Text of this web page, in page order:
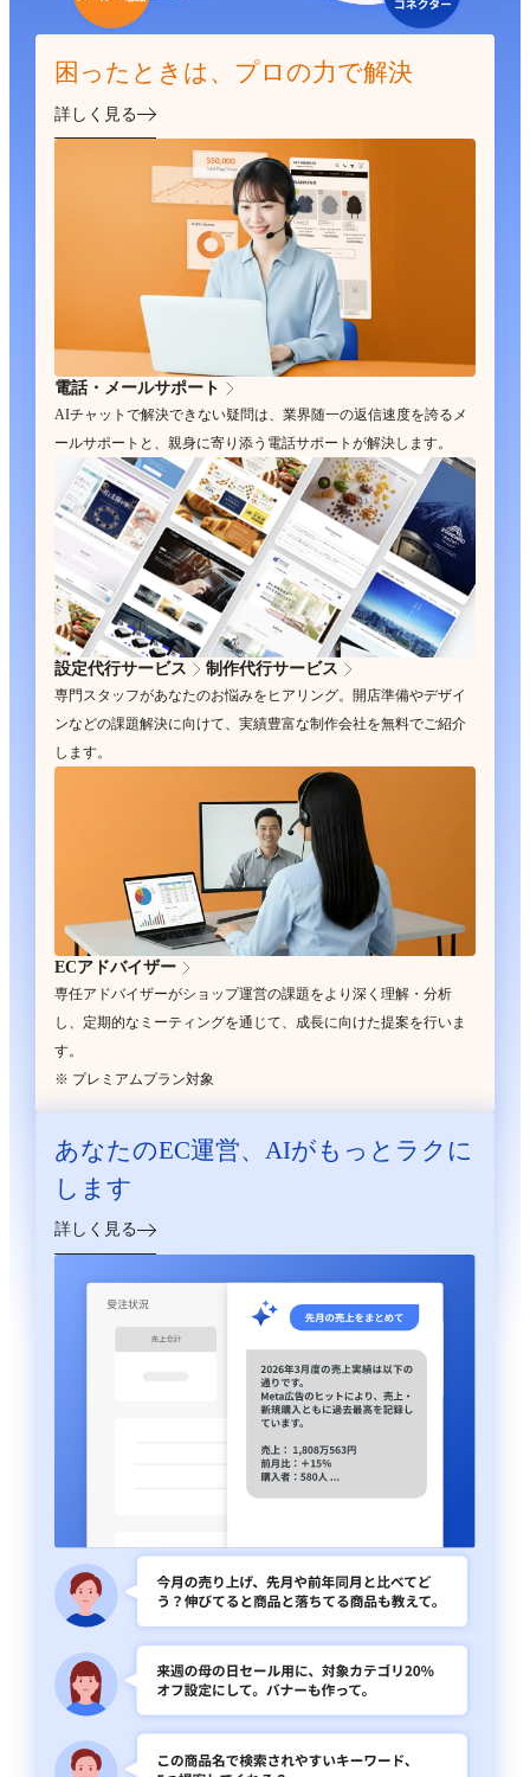
困ったときは、プロの力で解決
詳しく見る
電話・メールサポート
AIチャットで解決できない疑問は、業界随一の返信速度を誇るメ
ールサポートと、親身に寄り添う電話サポートが解決します。
設定代行サービス 制作代行サービス
専門スタッフがあなたのお悩みをヒアリング。開店準備やデザイ
ンなどの課題解決に向けて、実績豊富な制作会社を無料でご紹介
します。
ECアドバイザー
専任アドバイザーがショップ運営の課題をより深く理解・分析
し、定期的なミーティングを通じて、成長に向けた提案を行いま
す。
※ プレミアムプラン対象
あなたのEC運営、 AIがもっとラクに
します
詳しく見る